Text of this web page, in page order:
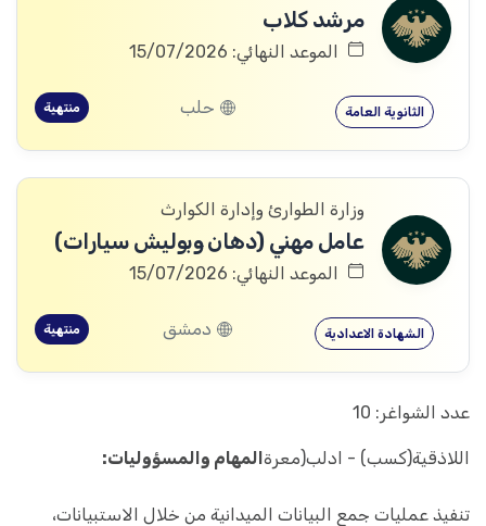
مرشد كلاب
الموعد النهائي: 15/07/2026
الثانوية العامة حلب منتهية
وزارة الطوارئ وإدارة الكوارث
عامل مهني (دهان وبوليش سيارات)
الموعد النهائي: 15/07/2026
الشهادة الاعدادية دمشق منتهية
عدد الشواغر: 10
اللاذقية(كسب) - ادلب(معرةالمهام والمسؤوليات:
تنفيذ عمليات جمع البيانات الميدانية من خلال الاستبيانات،